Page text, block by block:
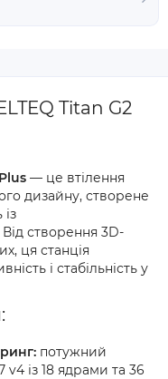
Titan G2
— це втілення
дизайну, створене
створення 3D-
ця станція
і стабільність у
потужний
із 18 ядрами та 36